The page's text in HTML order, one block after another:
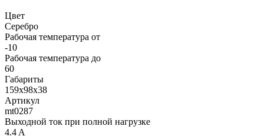
Цвет
Серебро
Рабочая температура от
-10
Рабочая температура до
60
Габариты
159х98х38
Артикул
mt0287
Выходной ток при полной нагрузке
4.4 A